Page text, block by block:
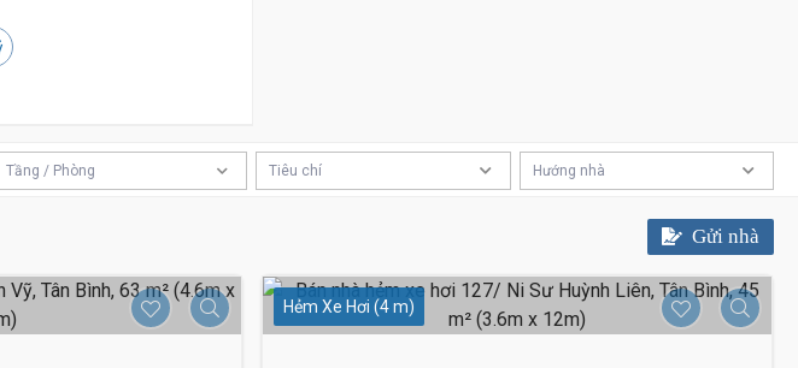
Tầng / Phòng Tiêu chí Hướng nhà
Gửi nhà
Hẻm Xe Hơi (4 m)